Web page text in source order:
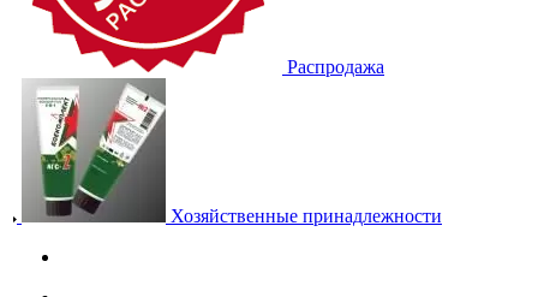
Распродажа
Хозяйственные принадлежности